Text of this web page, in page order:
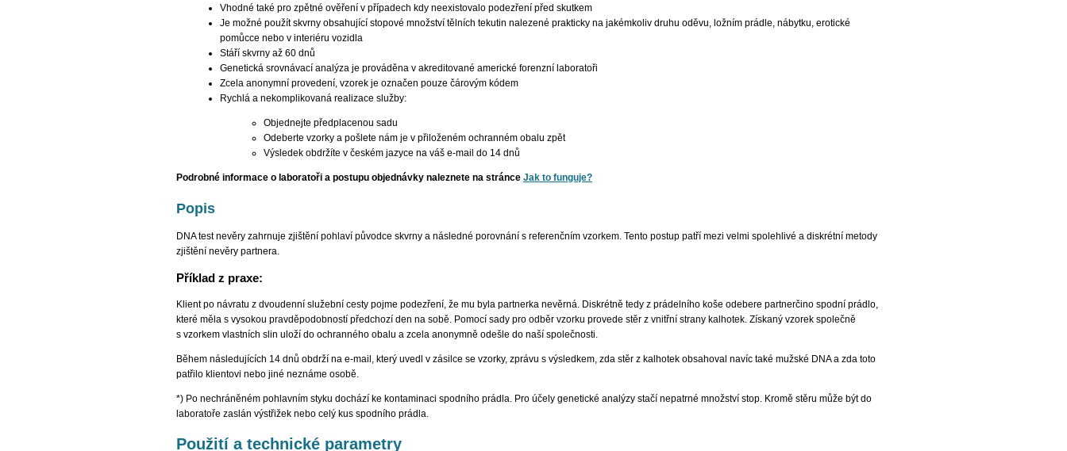
Vhodné také pro zpětné ověření v případech kdy neexistovalo podezření před skutkem
Je možné použít skvrny obsahující stopové množství tělních tekutin nalezené prakticky na jakémkoliv druhu oděvu, ložním prádle, nábytku, erotické
pomůcce nebo v interiéru vozidla
Stáří skvrny až 60 dnů
Genetická srovnávací analýza je prováděna v akreditované americké forenzní laboratoři
Zcela anonymní provedení, vzorek je označen pouze čárovým kódem
Rychlá a nekomplikovaná realizace služby:
Objednejte předplacenou sadu
Odeberte vzorky a pošlete nám je v přiloženém ochranném obalu zpět
Výsledek obdržíte v českém jazyce na váš e-mail do 14 dnů
Podrobné informace o laboratoři a postupu objednávky naleznete na stránce Jak to funguje?
Popis
DNA test nevěry zahrnuje zjištění pohlaví původce skvrny a následné porovnání s referenčním vzorkem. Tento postup patří mezi velmi spolehlivé a diskrétní metody
zjištění nevěry partnera.
Příklad z praxe:
Klient po návratu z dvoudenní služební cesty pojme podezření, že mu byla partnerka nevěrná. Diskrétně tedy z prádelního koše odebere partnerčino spodní prádlo,
které měla s vysokou pravděpodobností předchozí den na sobě. Pomocí sady pro odběr vzorku provede stěr z vnitřní strany kalhotek. Získaný vzorek společně
s vzorkem vlastních slin uloží do ochranného obalu a zcela anonymně odešle do naší společnosti.
Během následujících 14 dnů obdrží na e-mail, který uvedl v zásilce se vzorky, zprávu s výsledkem, zda stěr z kalhotek obsahoval navíc také mužské DNA a zda toto
patřilo klientovi nebo jiné neznáme osobě.
*) Po nechráněném pohlavním styku dochází ke kontaminaci spodního prádla. Pro účely genetické analýzy stačí nepatrné množství stop. Kromě stěru může být do
laboratoře zaslán výstřižek nebo celý kus spodního prádla.
Použití a technické parametry